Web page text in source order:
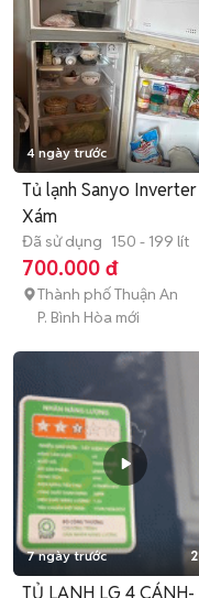
4 ngày trước
Tủ lạnh Sanyo Inverter
Xám
Đã sử dụng 150 - 199 lít
700.000 đ
Thành phố Thuận An
P. Bình Hòa mới
7 ngày trước 2
TỦ LẠNH LG 4 CÁNH-